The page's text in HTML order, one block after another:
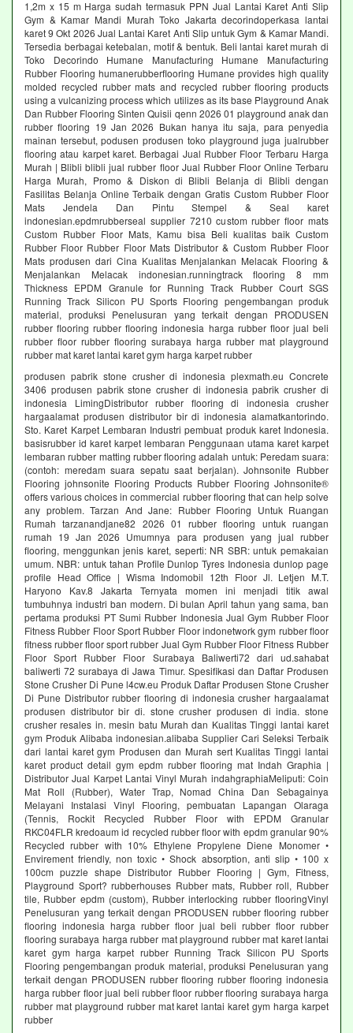
1,2m x 15 m Harga sudah termasuk PPN Jual Lantai Karet Anti Slip
Gym & Kamar Mandi Murah Toko Jakarta decorindoperkasa lantai
karet 9 Okt 2026 Jual Lantai Karet Anti Slip untuk Gym & Kamar Mandi.
Tersedia berbagai ketebalan, motif & bentuk. Beli lantai karet murah di
Toko Decorindo Humane Manufacturing Humane Manufacturing
Rubber Flooring humanerubberflooring Humane provides high quality
molded recycled rubber mats and recycled rubber flooring products
using a vulcanizing process which utilizes as its base Playground Anak
Dan Rubber Flooring Sinten Quisii qenn 2026 01 playground anak dan
rubber flooring 19 Jan 2026 Bukan hanya itu saja, para penyedia
mainan tersebut, podusen produsen toko playground juga jualrubber
flooring atau karpet karet. Berbagai Jual Rubber Floor Terbaru Harga
Murah | Blibli blibli jual rubber floor Jual Rubber Floor Online Terbaru
Harga Murah, Promo & Diskon di Blibli Belanja di Blibli dengan
Fasilitas Belanja Online Terbaik dengan Gratis Custom Rubber Floor
Mats Jendela Dan Pintu Stempel & Seal karet
indonesian.epdmrubberseal supplier 7210 custom rubber floor mats
Custom Rubber Floor Mats, Kamu bisa Beli kualitas baik Custom
Rubber Floor Rubber Floor Mats Distributor & Custom Rubber Floor
Mats produsen dari Cina Kualitas Menjalankan Melacak Flooring &
Menjalankan Melacak indonesian.runningtrack flooring 8 mm
Thickness EPDM Granule for Running Track Rubber Court SGS
Running Track Silicon PU Sports Flooring pengembangan produk
material, produksi Penelusuran yang terkait dengan PRODUSEN
rubber flooring rubber flooring indonesia harga rubber floor jual beli
rubber floor rubber flooring surabaya harga rubber mat playground
rubber mat karet lantai karet gym harga karpet rubber
produsen pabrik stone crusher di indonesia plexmath.eu Concrete
3406 produsen pabrik stone crusher di indonesia pabrik crusher di
indonesia LimingDistributor rubber flooring di indonesia crusher
hargaalamat produsen distributor bir di indonesia alamatkantorindo.
Sto. Karet Karpet Lembaran Industri pembuat produk karet Indonesia.
basisrubber id karet karpet lembaran Penggunaan utama karet karpet
lembaran rubber matting rubber flooring adalah untuk: Peredam suara:
(contoh: meredam suara sepatu saat berjalan). Johnsonite Rubber
Flooring johnsonite Flooring Products Rubber Flooring Johnsonite®
offers various choices in commercial rubber flooring that can help solve
any problem. Tarzan And Jane: Rubber Flooring Untuk Ruangan
Rumah tarzanandjane82 2026 01 rubber flooring untuk ruangan
rumah 19 Jan 2026 Umumnya para produsen yang jual rubber
flooring, menggunkan jenis karet, seperti: NR SBR: untuk pemakaian
umum. NBR: untuk tahan Profile Dunlop Tyres Indonesia dunlop page
profile Head Office | Wisma Indomobil 12th Floor Jl. Letjen M.T.
Haryono Kav.8 Jakarta Ternyata momen ini menjadi titik awal
tumbuhnya industri ban modern. Di bulan April tahun yang sama, ban
pertama produksi PT Sumi Rubber Indonesia Jual Gym Rubber Floor
Fitness Rubber Floor Sport Rubber Floor indonetwork gym rubber floor
fitness rubber floor sport rubber Jual Gym Rubber Floor Fitness Rubber
Floor Sport Rubber Floor Surabaya Baliwerti72 dari ud.sahabat
baliwerti 72 surabaya di Jawa Timur. Spesifikasi dan Daftar Produsen
Stone Crusher Di Pune l4cw.eu Produk Daftar Produsen Stone Crusher
Di Pune Distributor rubber flooring di indonesia crusher hargaalamat
produsen distributor bir di. stone crusher produsen di india. stone
crusher resales in. mesin batu Murah dan Kualitas Tinggi lantai karet
gym Produk Alibaba indonesian.alibaba Supplier Cari Seleksi Terbaik
dari lantai karet gym Produsen dan Murah sert Kualitas Tinggi lantai
karet product detail gym epdm rubber flooring mat Indah Graphia |
Distributor Jual Karpet Lantai Vinyl Murah indahgraphiaMeliputi: Coin
Mat Roll (Rubber), Water Trap, Nomad China Dan Sebagainya
Melayani Instalasi Vinyl Flooring, pembuatan Lapangan Olaraga
(Tennis, Rockit Recycled Rubber Floor with EPDM Granular
RKC04FLR kredoaum id recycled rubber floor with epdm granular 90%
Recycled rubber with 10% Ethylene Propylene Diene Monomer •
Envirement friendly, non toxic • Shock absorption, anti slip • 100 x
100cm puzzle shape Distributor Rubber Flooring | Gym, Fitness,
Playground Sport? rubberhouses Rubber mats, Rubber roll, Rubber
tile, Rubber epdm (custom), Rubber interlocking rubber flooringVinyl
Penelusuran yang terkait dengan PRODUSEN rubber flooring rubber
flooring indonesia harga rubber floor jual beli rubber floor rubber
flooring surabaya harga rubber mat playground rubber mat karet lantai
karet gym harga karpet rubber Running Track Silicon PU Sports
Flooring pengembangan produk material, produksi Penelusuran yang
terkait dengan PRODUSEN rubber flooring rubber flooring indonesia
harga rubber floor jual beli rubber floor rubber flooring surabaya harga
rubber mat playground rubber mat karet lantai karet gym harga karpet
rubber